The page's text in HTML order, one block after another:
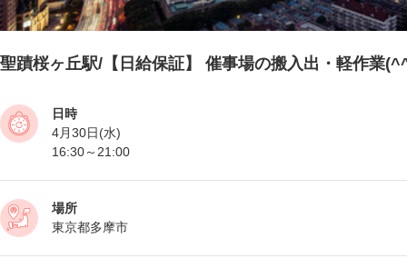
聖蹟桜ヶ丘駅/【日給保証】 催事場の搬入出・軽作業
日時
4月30日(水)
16:30～21:00
場所
東京都多摩市